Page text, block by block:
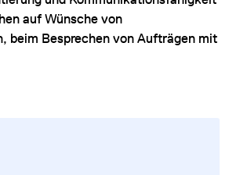
auf Wünsche von
beim Besprechen von Aufträgen mit